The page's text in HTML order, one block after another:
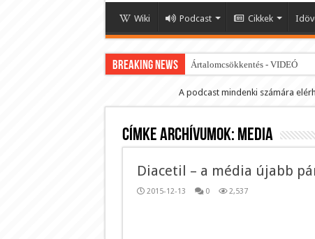
Wiki Podcast Cikkek
BREAKING NEWS Ártalomcsökkentés - VIDEÓ
E-cigi használati szokások 2.0
Android Podcast alkalmazás
Párásító podcast lejátszási lista
A podcast mindenki számára
Címke archívumok: media
Diacetil – a média újabb
2015-12-13 0 2,537